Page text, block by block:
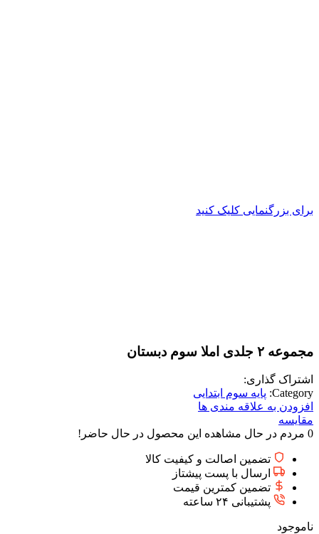
برای بزرگنمایی کلیک کنید
مجموعه ۲ جلدی املا سوم دبستان
اشتراک گذاری:
Category: پایه سوم ابتدایی
افزودن به علاقه مندی ها
مقایسه
0 مردم در حال مشاهده این محصول در حال حاضر!
تضمین اصالت و کیفیت کالا
ارسال با پست پیشتاز
تضمین کمترین قیمت
پشتیبانی ۲۴ ساعته
ناموجود